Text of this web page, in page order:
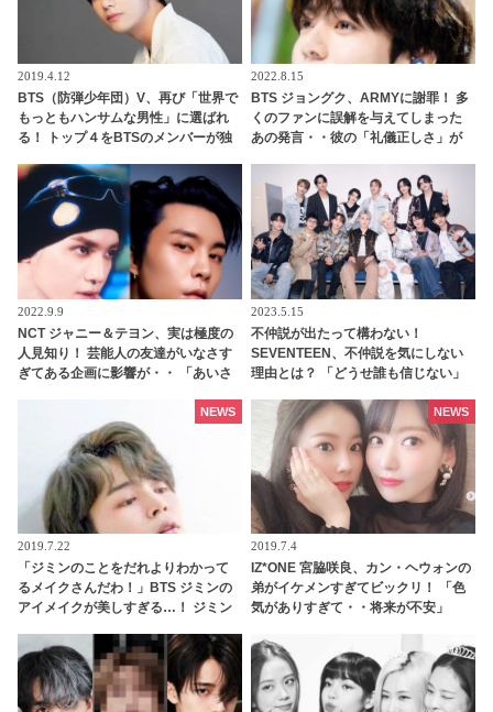
2019.4.12
BTS（防弾少年団）V、再び「世界で
もっともハンサムな男性」に選ばれ
る！ トップ４をBTSのメンバーが独
2022.8.15
BTS ジョングク、ARMYに謝罪！ 多
くのファンに誤解を与えてしまった
あの発言・・彼の「礼儀正しさ」が
なさそうな彼の姿にほっこり
2022.9.9
NCT ジャニー＆テヨン、実は極度の
人見知り！ 芸能人の友達がいなさす
ぎてある企画に影響が・・ 「あいさ
2023.5.15
不仲説が出たって構わない！
SEVENTEEN、不仲説を気にしない
理由とは？ 「どうせ誰も信じない」
ァン感動
2019.7.22
「ジミンのことをだれよりわかって
るメイクさんだわ！」BTS ジミンの
アイメイクが美しすぎる…！ ジミン
ニックに脱帽…その妖艶さの秘訣が
明らかに
NEWS
2019.7.4
IZ*ONE 宮脇咲良、カン・ヘウォンの
弟がイケメンすぎてビックリ！ 「色
気がありすぎて・・将来が不安」
NEWS